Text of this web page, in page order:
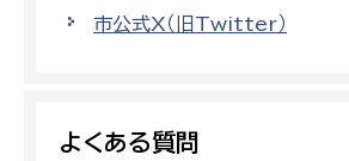
市公式X（旧Twitter）
よくある質問